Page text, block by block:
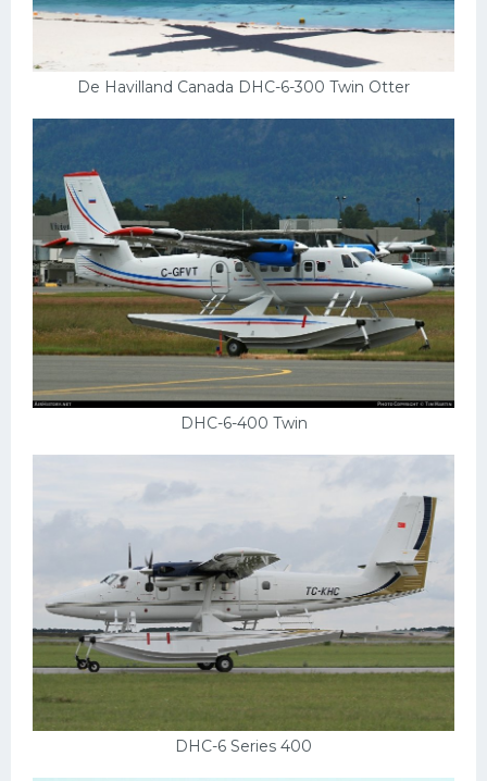
De Havilland Canada DHC-6-300 Twin Otter
DHC-6-400 Twin
DHC-6 Series 400